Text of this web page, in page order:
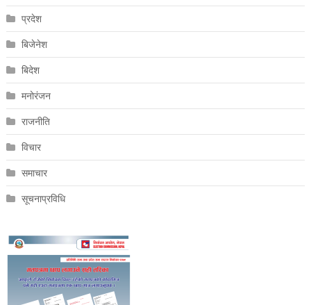
प्रदेश
बिजेनेश
बिदेश
मनोरंजन
राजनीति
विचार
समाचार
सूचनाप्रविधि